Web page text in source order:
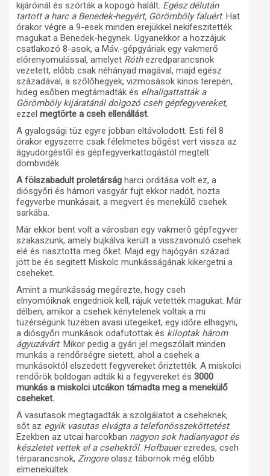
kijáróinál és szórták a kopogó halált. Egész délután
tartott a harc a Benedek-hegyért, Görömböly faluért. Hat
órakor végre a 9-esek minden erejükkel nekifeszitették
magukat a Benedek-hegynek. Ugyanekkor a hozzájuk
csatlakozó 8-asok, a Máv.-gépgyáriak egy vakmerő
előrenyomulással, amelyet Róthezredparancsnok
vezetett, előbb csak néhányad magával, majd egész
századával, a szőlőhegyek, vizmosások kinos terepén,
hideg esőben megtámadták és elhallgattatták a
Görömböly kijáratánál dolgozó cseh gépfegyvereket,
ezzel megtörte a cseh ellenállást.
A gyalogsági tüz egyre jobban eltávolodott. Esti fél 8
órakor egyszerre csak félelmetes bőgést vert vissza az
ágyudörgéstől és gépfegyverkattogástól megtelt
dombvidék.
A fölszabadult proletárság harci orditása volt ez, a
diósgyőri és hámori vasgyár fujt ekkor riadót, hozta
fegyverbe munkásait, a megvert és menekülő csehek
sarkába.
Már ekkor bent volt a városban egy vakmerő gépfegyver
szakaszunk, amely bujkálva került a visszavonuló csehek
elé és riasztotta meg őket. Majd egy hajógyári század
jött be és segitett Miskolc munkásságának kikergetni a
cseheket.
Amint a munkásság megérezte, hogy cseh
elnyomóiknak engedniök kell, rájuk vetették magukat. Már
délben, amikor a csehek kénytelenek voltak a mi
tüzérségünk tüzében avasi ütegeiket, egy időre elhagyni,
a diósgyőri munkások odafutottak és kiloptak három
ágyuzávárt. Mikor pedig a gyári jel megszólalt minden
munkás a rendőrségre sietett, ahol a csehek a
munkásoktól elszedett fegyvereket őriztették. A miskolci
rendőrök boldogan adták ki a fegyvereket és 3000
munkás a miskolci utcákon támadta meg a menekülő
cseheket.
A vasutasok megtagadták a szolgálatot a cseheknek,
sőt az egyik vasutas elvágta a telefonösszeköttetést.
Ezekben az utcai harcokban nagyon sok hadianyagot és
készletet vettek el a csehektől. Hofbauerezredes, cseh
térparancsnok, Zingoreolasz tábornok még előbb
elmenekültek.